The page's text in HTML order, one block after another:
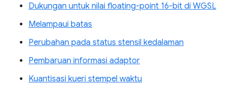
Dukungan untuk nilai floating-point 16-bit di WGSL
Melampaui batas
Perubahan pada status stensil kedalaman
Pembaruan informasi adaptor
Kuantisasi kueri stempel waktu